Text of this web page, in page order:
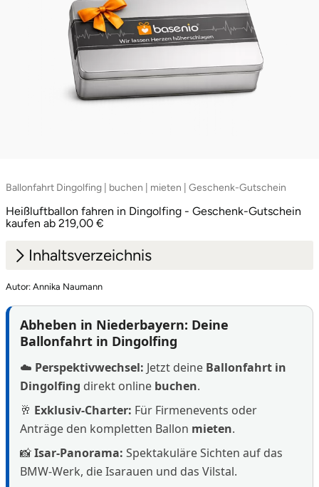
Ballonfahrt Dingolfing | buchen | mieten | Geschenk-Gutschein
Heißluftballon fahren in Dingolfing - Geschenk-Gutschein
kaufen ab 219,00 €
Inhaltsverzeichnis
1. Die Faszination Heißluftballon: Wenn der Wind
die Route bestimmt
2. Wähle deine Route: Unsere Beliebtesten
Autor: Annika Naumann
Abheben in Niederbayern: Deine
Ballonfahrt in Dingolfing
☁️ Perspektivwechsel: Jetzt deine Ballonfahrt in
Dingolfing direkt online buchen.
🥂 Exklusiv-Charter: Für Firmenevents oder
Anträge den kompletten Ballon mieten.
📸Isar-Panorama: Spektakuläre Sichten auf das
BMW-Werk, die Isarauen und das Vilstal.